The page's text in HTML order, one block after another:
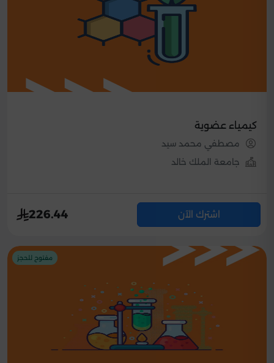
كيمياء عضوية
مصطفي محمد سيد
جامعة الملك خالد
اشترك الآن 226.44
مفتوح للحجز